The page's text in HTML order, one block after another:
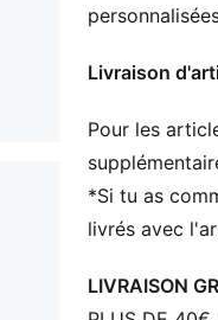
technique
confortable,
FIT : les
conservant la
le PWRTAPE
place,
mouvements
de grip en 3D
Livraison
Pour les
*Si tu as
livrés avec
LIVRAISON